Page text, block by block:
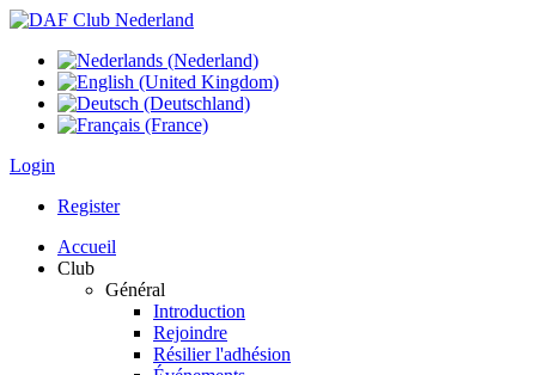
Login
Register
Accueil
Club
Général
Introduction
Rejoindre
Résilier l'adhésion